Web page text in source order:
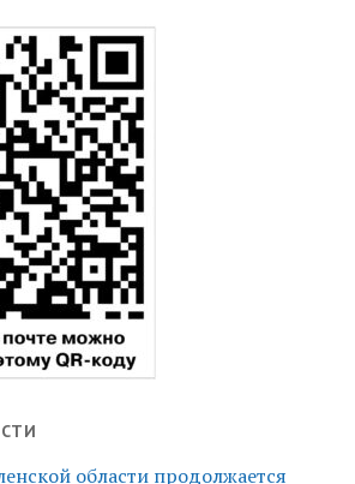
области продолжается